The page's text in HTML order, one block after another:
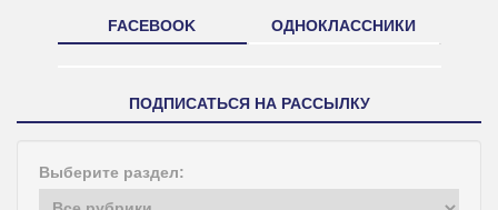
FACEBOOK ОДНОКЛАССНИКИ
ПОДПИСАТЬСЯ НА РАССЫЛКУ
Выберите раздел: